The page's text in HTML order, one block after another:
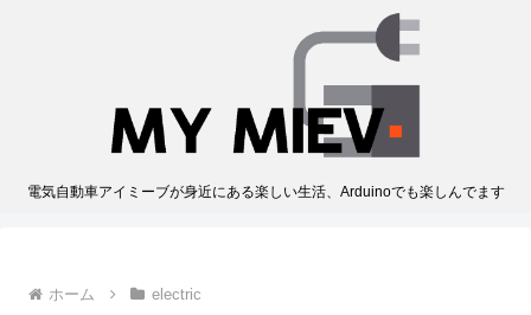
電気自動車アイミーブが身近にある楽しい生活、Arduinoでも楽しんでます
ホーム electric